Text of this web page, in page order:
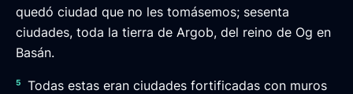
quedó ciudad que no les tomásemos; sesenta
ciudades, toda la tierra de Argob, del reino de Og en
Basán.
5
Todas estas eran ciudades fortificadas con muros